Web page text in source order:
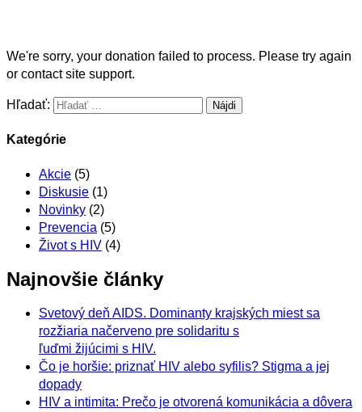
We're sorry, your donation failed to process. Please try again
or contact site support.
Hľadať:
Kategórie
Akcie (5)
Diskusie (1)
Novinky (2)
Prevencia (5)
Život s HIV (4)
Najnovšie články
Svetový deň AIDS. Dominanty krajských miest sa
rozžiaria načerveno pre solidaritu s
ľuďmi žijúcimi s HIV.
Čo je horšie: priznať HIV alebo syfilis? Stigma a jej
dopady
HIV a intimita: Prečo je otvorená komunikácia a dôvera